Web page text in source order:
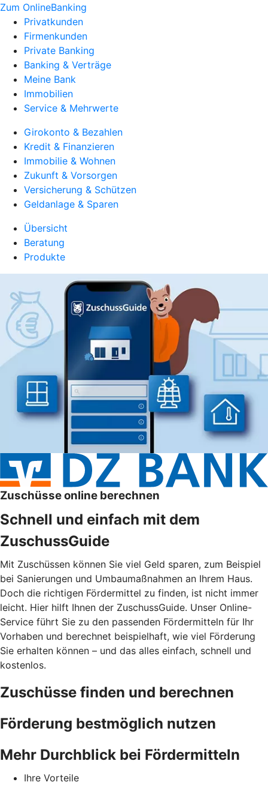
Zum OnlineBanking
Privatkunden
Firmenkunden
Private Banking
Banking & Verträge
Meine Bank
Immobilien
Service & Mehrwerte
Girokonto & Bezahlen
Kredit & Finanzieren
Immobilie & Wohnen
Zukunft & Vorsorgen
Versicherung & Schützen
Geldanlage & Sparen
Übersicht
Beratung
Produkte
Zuschüsse online berechnen
Schnell und einfach mit dem
ZuschussGuide
Mit Zuschüssen können Sie viel Geld sparen, zum Beispiel
bei Sanierungen und Umbaumaßnahmen an Ihrem Haus.
Doch die richtigen Fördermittel zu finden, ist nicht immer
leicht. Hier hilft Ihnen der ZuschussGuide. Unser Online-
Service führt Sie zu den passenden Fördermitteln für Ihr
Vorhaben und berechnet beispielhaft, wie viel Förderung
Sie erhalten können – und das alles einfach, schnell und
kostenlos.
Zuschüsse finden und berechnen
Förderung bestmöglich nutzen
Mehr Durchblick bei Fördermitteln
Ihre Vorteile